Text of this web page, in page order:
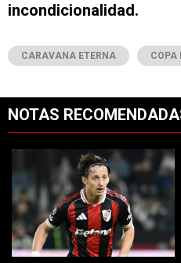
incondicionalidad.
CARAVANA ETERNA COPA
NOTAS
Un artículo de tendencia con el